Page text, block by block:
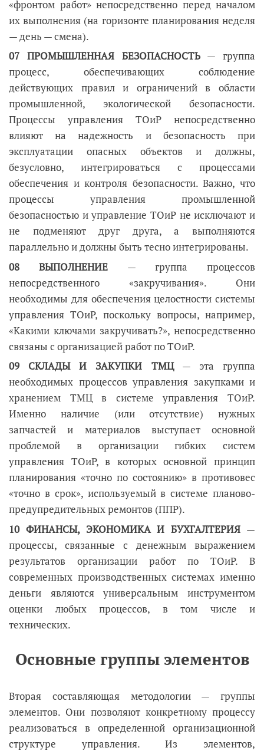
«фронтом работ» непосредственно перед началом
их выполнения (на горизонте планирования неделя
— день — смена).
07 ПРОМЫШЛЕННАЯ БЕЗОПАСНОСТЬ— группа
процесс, обеспечивающих соблюдение
действующих правил и ограничений в области
промышленной, экологической безопасности.
Процессы управления ТОиР непосредственно
влияют на надежность и безопасность при
эксплуатации опасных объектов и должны,
безусловно, интегрироваться с процессами
обеспечения и контроля безопасности. Важно, что
процессы управления промышленной
безопасностью и управление ТОиР не исключают и
не подменяют друг друга, а выполняются
параллельно и должны быть тесно интегрированы.
08 ВЫПОЛНЕНИЕ — группа процессов
непосредственного «закручивания». Они
необходимы для обеспечения целостности системы
управления ТОиР, поскольку вопросы, например,
«Какими ключами закручивать?», непосредственно
связаны с организацией работ по ТОиР.
09 СКЛАДЫ И ЗАКУПКИ ТМЦ— эта группа
необходимых процессов управления закупками и
хранением ТМЦ в системе управления ТОиР.
Именно наличие (или отсутствие) нужных
запчастей и материалов выступает основной
проблемой в организации гибких систем
управления ТОиР, в которых основной принцип
планирования «точно по состоянию» в противовес
«точно в срок», используемый в системе планово-
предупредительных ремонтов (ППР).
10 ФИНАНСЫ, ЭКОНОМИКА И БУХГАЛТЕРИЯ —
процессы, связанные с денежным выражением
результатов организации работ по ТОиР. В
современных производственных системах именно
деньги являются универсальным инструментом
оценки любых процессов, в том числе и
технических.
Основные группы элементов
Вторая составляющая методологии — группы
элементов. Они позволяют конкретному процессу
реализоваться в определенной организационной
структуре управления. Из элементов,